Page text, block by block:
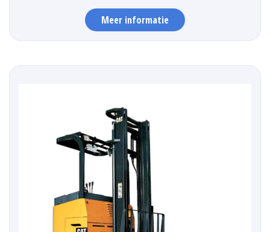
Meer informatie